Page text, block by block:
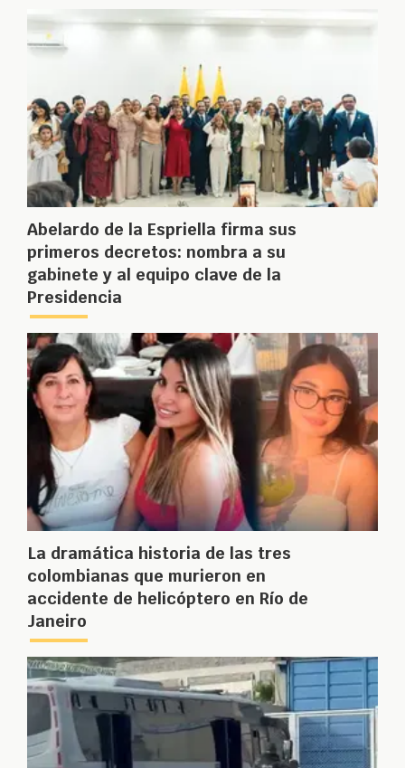
Abelardo de la Espriella firma sus
primeros decretos: nombra a su
gabinete y al equipo clave de la
Presidencia
La dramática historia de las tres
colombianas que murieron en
accidente de helicóptero en Río de
Janeiro